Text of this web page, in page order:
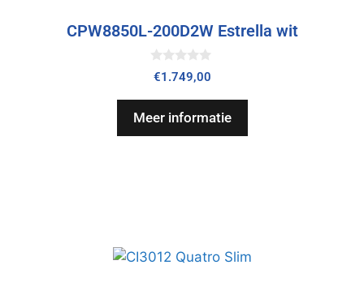
CPW8850L-200D2W Estrella wit
0
v
5
€1.749,00
Meer informatie